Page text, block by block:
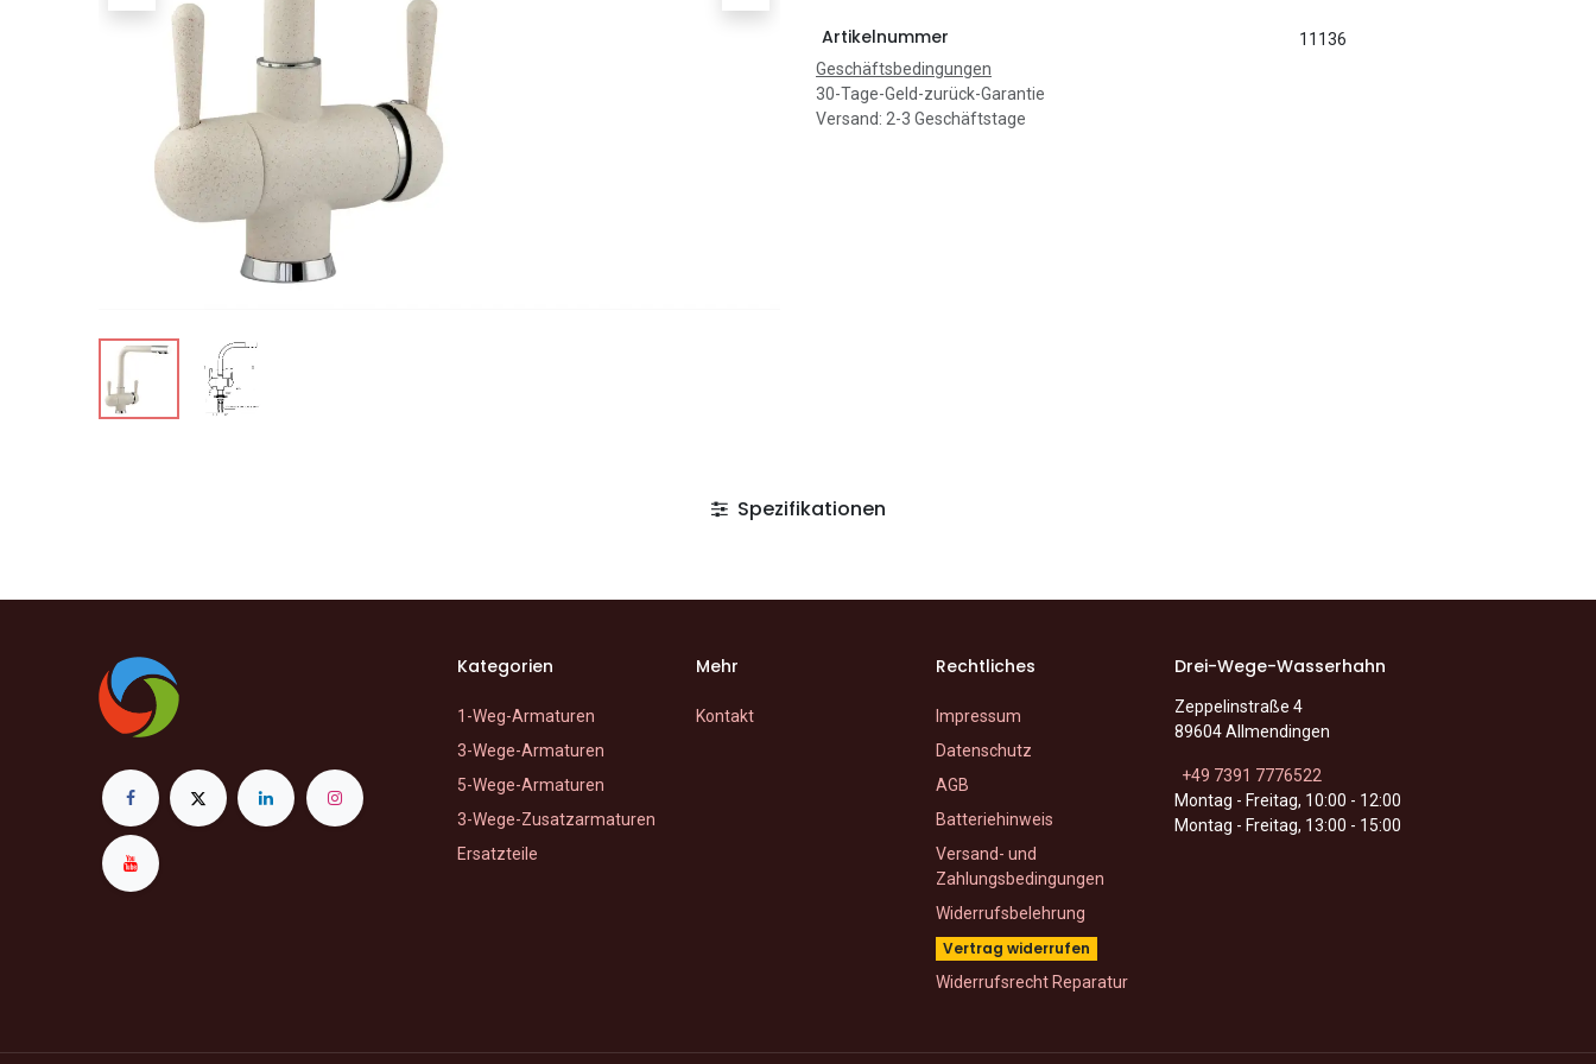
Artikelnummer
11136
Geschäftsbedingungen
30-Tage-Geld-zurück-Garantie
Versand: 2-3 Geschäftstage
Spezifikationen
Kategorien
1-Weg-Armaturen
3-Wege-Armaturen
5-Wege-Armaturen
3-Wege-Zusatzarmaturen
Ersatzteile
Mehr
Kontakt
Rechtliches
Impressum
Datenschutz
AGB
Batteriehinweis
Versand- und
Zahlungsbedingungen
Widerrufsbelehrung
Vertrag widerrufen
Widerrufsrecht Reparatur
Drei-Wege-Wasserhahn
Zeppelinstraße 4
89604 Allmendingen
+49 7391 7776522
Montag - Freitag, 10:00 - 12:00
Montag - Freitag, 13:00 - 15:00